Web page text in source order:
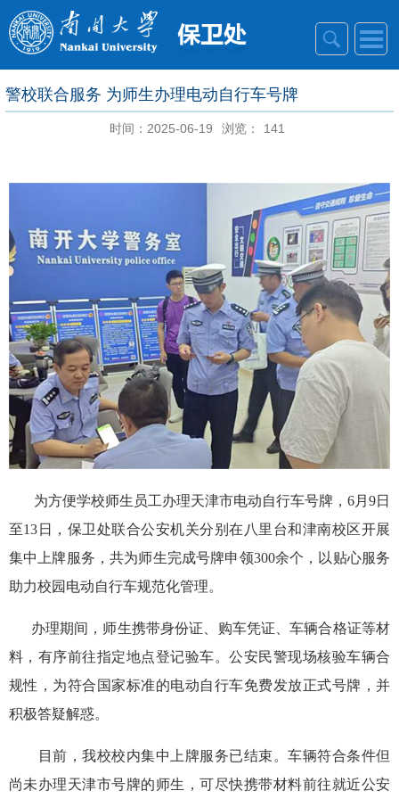
警校联合服务 为师生办理电动自行车号牌
时间：2025-06-19 浏览： 141
为方便学校师生员工办理天津市电动自行车号牌，6月9日
至13日，保卫处联合公安机关分别在八里台和津南校区开展
集中上牌服务，共为师生完成号牌申领300余个，以贴心服务
助力校园电动自行车规范化管理。
办理期间，师生携带身份证、购车凭证、车辆合格证等材
料，有序前往指定地点登记验车。公安民警现场核验车辆合
规性，为符合国家标准的电动自行车免费发放正式号牌，并
积极答疑解惑。
目前，我校校内集中上牌服务已结束。车辆符合条件但
尚未办理天津市号牌的师生，可尽快携带材料前往就近公安